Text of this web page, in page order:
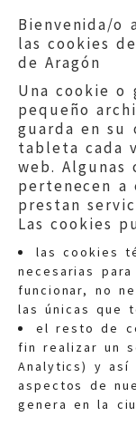
Bienvenida/o
las cookies
de Aragón
Una cookie o
pequeño
guarda en su
tableta cada
web. Algunas
pertenecen a
prestan
Las cookies
las cookies
necesarias
funcionar, no
las únicas que
el resto de
fin realizar un
Analytics) y así
aspectos de
genera en la
Quejas: